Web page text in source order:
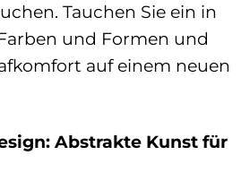
Tauchen Sie ein in
und Formen und
auf einem neuen
Abstrakte Kunst für